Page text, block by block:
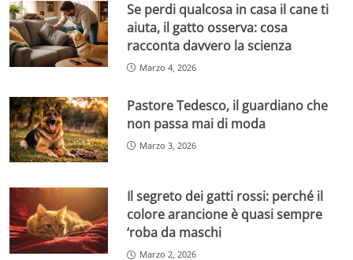
Se perdi qualcosa in casa il cane ti
aiuta, il gatto osserva: cosa
racconta davvero la scienza
Marzo 4, 2026
Pastore Tedesco, il guardiano che
non passa mai di moda
Marzo 3, 2026
Il segreto dei gatti rossi: perché il
colore arancione è quasi sempre
‘roba da maschi
Marzo 2, 2026